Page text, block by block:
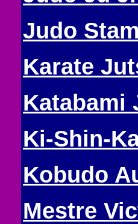
Judo
Karate
Katabami
Ki-Shin-
Kobudo
Mestre